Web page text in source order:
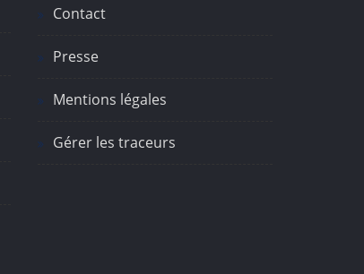
Contact
Presse
Mentions légales
Gérer les traceurs